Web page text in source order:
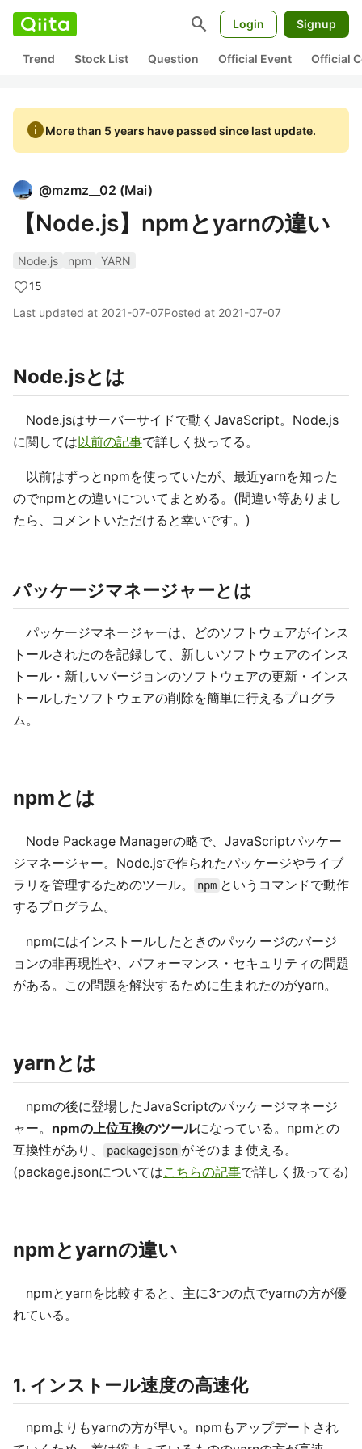
search Login Signup
Trend Stock List Question Official Event Official
infoMore than 5 years have passed since last update.
@mzmz__02 (Mai)
【Node.js】npmとyarnの違い
Node.js npm
YARN
15
Last updated at 2021-07-07Posted at 2021-07-07
Node.jsとは
Node.jsはサーバーサイドで動くJavaScript。Node.js
に関しては以前の記事で詳しく扱ってる。
以前はずっとnpmを使っていたが、最近yarnを知った
のでnpmとの違いについてまとめる。(間違い等ありまし
たら、コメントいただけると幸いです。)
パッケージマネージャーとは
パッケージマネージャーは、どのソフトウェアがインス
トールされたのを記録して、新しいソフトウェアのインス
トール・新しいバージョンのソフトウェアの更新・インス
トールしたソフトウェアの削除を簡単に行えるプログラ
ム。
npmとは
Node Package Managerの略で、JavaScriptパッケー
ジマネージャー。Node.jsで作られたパッケージやライブ
ラリを管理するためのツール。
npm というコマンドで動作
するプログラム。
npmにはインストールしたときのパッケージのバージ
ョンの非再現性や、パフォーマンス・セキュリティの問題
がある。この問題を解決するために生まれたのがyarn。
yarnとは
npmの後に登場したJavaScriptのパッケージマネージ
ャー。 npmの上位互換のツールになっている。npmとの
互換性があり、
packagejson がそのまま使える。
(package.jsonについてはこちらの記事で詳しく扱ってる)
npmとyarnの違い
npmとyarnを比較すると、主に3つの点でyarnの方が優
れている。
1. インストール速度の高速化
npmよりもyarnの方が早い。npmもアップデートされ